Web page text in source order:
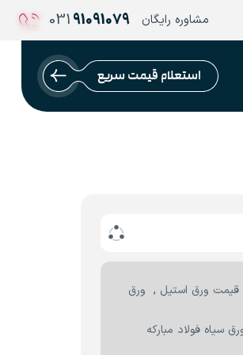
مشاوره رایگان 91091079
031
استعلام قیمت سریع
قیمت ورق استیل , ورق
سیاه فولاد مبارکه